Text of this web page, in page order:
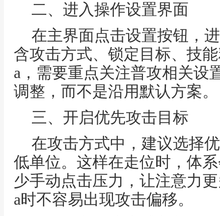
二、进入操作设置界面
在主界面点击设置按钮，
含攻击方式、锁定目标、技
a，需要重点关注普攻相关设
调整，而不是沿用默认方案。
三、开启优先攻击目标
在攻击方式中，建议选择
低单位。这样在走位时，体
少手动点击压力，让注意力
a时不容易出现攻击偏移。